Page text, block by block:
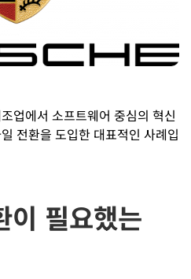
업에서 소프트웨어 중심의 혁신
전환을 도입한 대표적인 사례입
이 필요했는